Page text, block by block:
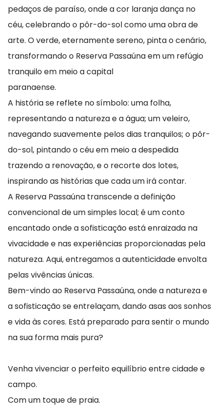
pedaços de paraíso, onde a cor laranja dança no
céu, celebrando o pôr-do-sol como uma obra de
arte. O verde, eternamente sereno, pinta o cenário,
transformando o Reserva Passaúna em um refúgio
tranquilo em meio a capital
paranaense.
A história se reflete no símbolo: uma folha,
representando a natureza e a água; um veleiro,
navegando suavemente pelos dias tranquilos; o pôr-
do-sol, pintando o céu em meio a despedida
trazendo a renovação, e o recorte dos lotes,
inspirando as histórias que cada um irá contar.
A Reserva Passaúna transcende a definição
convencional de um simples local; é um conto
encantado onde a sofisticação está enraizada na
vivacidade e nas experiências proporcionadas pela
natureza. Aqui, entregamos a autenticidade envolta
pelas vivências únicas.
Bem-vindo ao Reserva Passaúna, onde a natureza e
a sofisticação se entrelaçam, dando asas aos sonhos
e vida às cores. Está preparado para sentir o mundo
na sua forma mais pura?
Venha vivenciar o perfeito equilíbrio entre cidade e
campo.
Com um toque de praia.